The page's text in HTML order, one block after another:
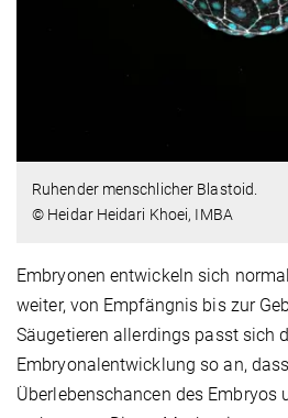
Ruhender menschlicher Blastoid.
© Heidar Heidari Khoei, IMBA
Embryonen entwickeln sich
weiter, von Empfängnis bis zur
Säugetieren allerdings passt sich
Embryonalentwicklung so an,
Überlebenschancen des Embryos